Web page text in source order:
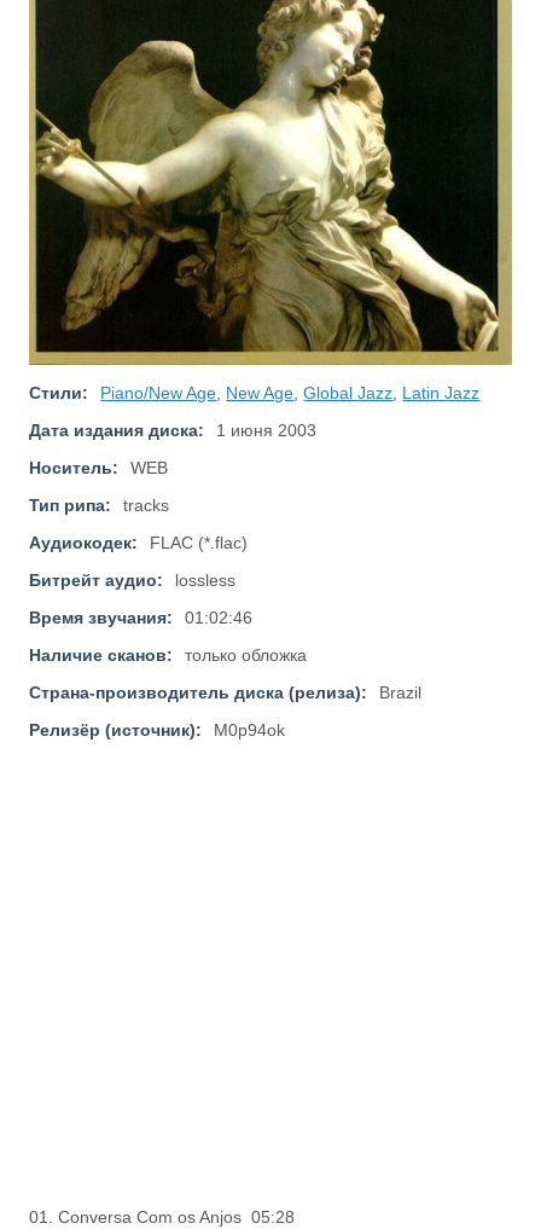
Стили: Piano/New Age New Age ,Global Jazz Latin Jazz
Дата издания диска:
1 июня 2003
Носитель:
WEB
Тип рипа:
tracks
Аудиокодек:
FLAC (*.flac)
Битрейт аудио:
lossless
Время звучания:
01:02:46
Наличие сканов:
только обложка
Страна-производитель диска (релиза):
Brazil
Релизёр (источник):
M0p94ok
01. Conversa Com os Anjos 05:28